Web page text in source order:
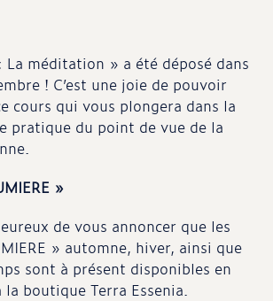
La méditation » a été déposé dans
! C’est une joie de pouvoir
cours qui vous plongera dans la
pratique du point de vue de la
»
de vous annoncer que les
» automne, hiver, ainsi que
sont à présent disponibles en
boutique Terra Essenia.